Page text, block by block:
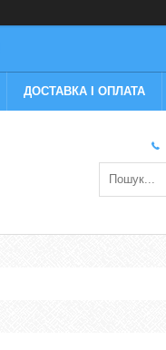
ДОСТАВКА І ОПЛАТА